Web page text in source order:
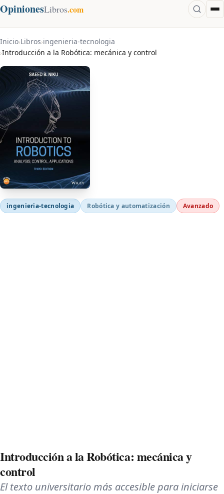
OpinionesLibros.com
Inicio›Libros›ingenieria-tecnologia
›Introducción a la Robótica: mecánica y control
ingenieria-tecnologia Robótica y automatización Avanzado
Introducción a la Robótica: mecánica y
control
El texto universitario más accesible para iniciarse